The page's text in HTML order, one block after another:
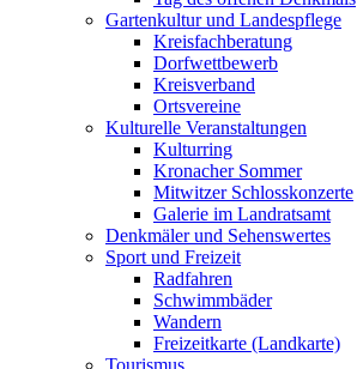
Gartenkultur und Landespflege
Kreisfachberatung
Dorfwettbewerb
Kreisverband
Ortsvereine
Kulturelle Veranstaltungen
Kulturring
Kronacher Sommer
Mitwitzer Schlosskonzerte
Galerie im Landratsamt
Denkmäler und Sehenswertes
Sport und Freizeit
Radfahren
Schwimmbäder
Wandern
Freizeitkarte (Landkarte)
Tourismus